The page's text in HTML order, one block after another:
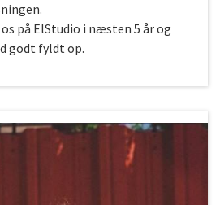
på ElStudio i næsten 5 år og
godt fyldt op.